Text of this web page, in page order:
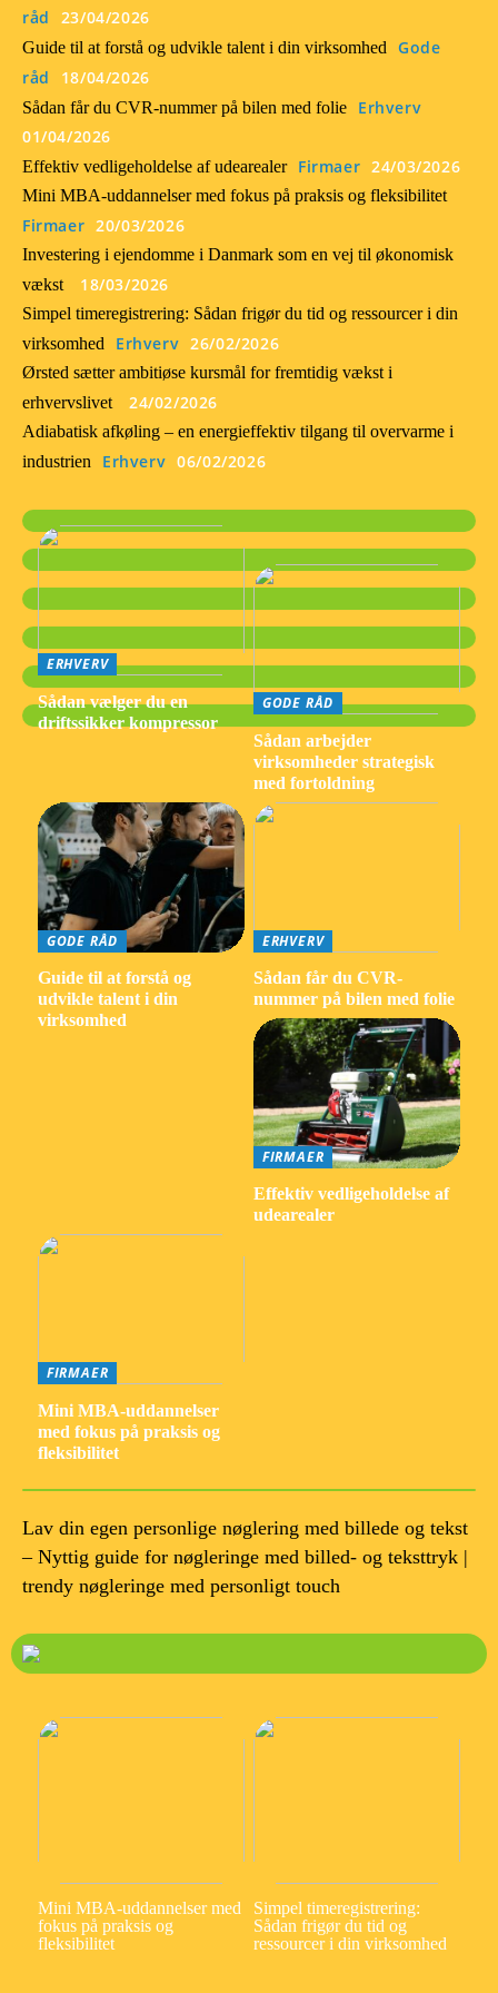
råd
23/04/2026
Guide til at forstå og udvikle talent i din virksomhed
Gode
råd
18/04/2026
Sådan får du CVR-nummer på bilen med folie
Erhverv
01/04/2026
Effektiv vedligeholdelse af udearealer Firmaer 24/03/2026
Mini MBA-uddannelser med fokus på praksis og fleksibilitet
Firmaer 20/03/2026
Investering i ejendomme i Danmark som en vej til økonomisk
vækst
18/03/2026
Simpel timeregistrering: Sådan frigør du tid og ressourcer i din
virksomhed
Erhverv 26/02/2026
Ørsted sætter ambitiøse kursmål for fremtidig vækst i
erhvervslivet
24/02/2026
Adiabatisk afkøling – en energieffektiv tilgang til overvarme i
industrien
Erhverv 06/02/2026
ERHVERV
Sådan vælger du en
driftssikker kompressor
GODE RÅD
Sådan arbejder
virksomheder strategisk
med fortoldning
GODE RÅD
Guide til at forstå og
udvikle talent i din
virksomhed
ERHVERV
Sådan får du CVR-
nummer på bilen med folie
FIRMAER
Effektiv vedligeholdelse af
udearealer
FIRMAER
Mini MBA-uddannelser
med fokus på praksis og
fleksibilitet
Lav din egen personlige nøglering med billede og tekst
– Nyttig guide for nøgleringe med billed- og teksttryk |
trendy nøgleringe med personligt touch
Mini MBA-uddannelser med
fokus på praksis og
fleksibilitet
Simpel timeregistrering:
Sådan frigør du tid og
ressourcer i din virksomhed